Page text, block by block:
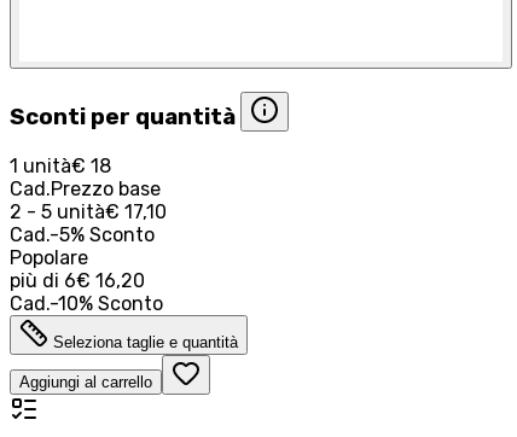
Sconti per quantità
1 unità€ 18
Cad.Prezzo base
2 - 5 unità€ 17,10
Cad.-5% Sconto
Popolare
più di 6€ 16,20
Cad.-10% Sconto
Seleziona taglie e quantità
Aggiungi al carrello